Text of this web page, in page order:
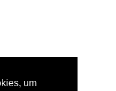
um